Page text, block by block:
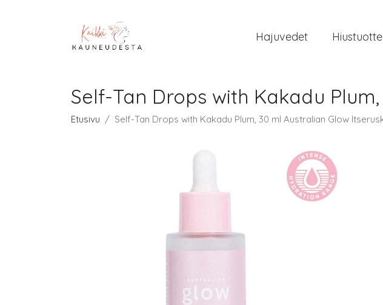
Hajuvedet
Self-Tan Drops with Kakadu
Etusivu Self-Tan Drops with Kakadu Plum, 30 ml Australian Glow